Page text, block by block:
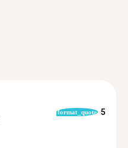
format_quote 5